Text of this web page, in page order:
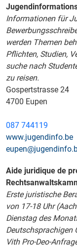
Informationen für
werden Themen
Pflichten, Studien,
suche nach
zu reisen.
Gospertstrasse 24
4700 Eupen
087 744119
www.jugendinfo.be
Aide juridique de
Erste juristische
von 17-18 Uhr
Dienstag des
Deutschsprachigen
Vith Pro-Deo-